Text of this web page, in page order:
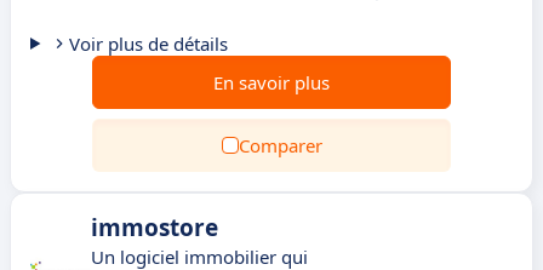
Voir plus de détails
En savoir plus
Comparer
immostore
Un logiciel immobilier qui